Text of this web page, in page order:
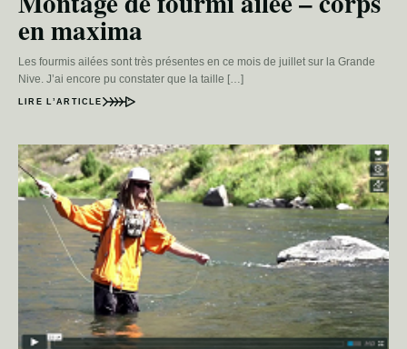
en maxima
Les fourmis ailées sont très présentes en ce mois de juillet sur la Grande
Nive. J’ai encore pu constater que la taille […]
LIRE L’ARTICLE